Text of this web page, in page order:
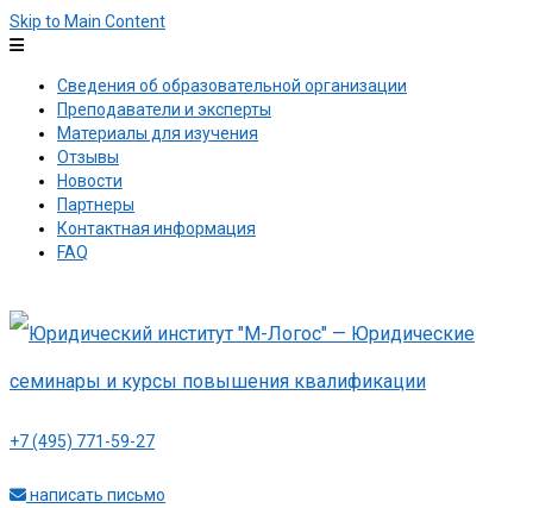
Skip to Main Content
Сведения об образовательной организации
Преподаватели и эксперты
Материалы для изучения
Отзывы
Новости
Партнеры
Контактная информация
FAQ
+7 (495) 771-59-27
написать письмо